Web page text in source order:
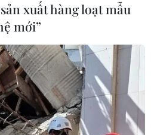
xuất hàng loạt mẫu
mới”